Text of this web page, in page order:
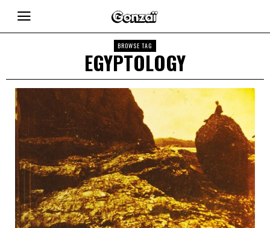
BROWSE TAG
EGYPTOLOGY